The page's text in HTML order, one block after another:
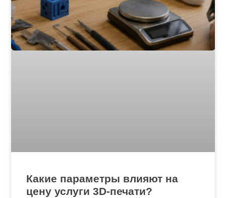
Какие параметры влияют на
цену услуги 3D-печати?